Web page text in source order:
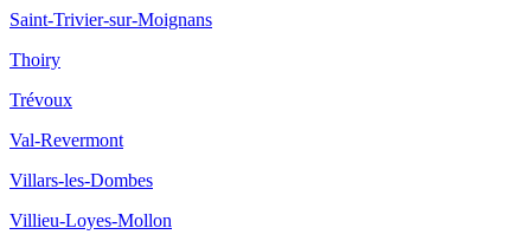
Saint-Trivier-sur-Moignans
Thoiry
Trévoux
Val-Revermont
Villars-les-Dombes
Villieu-Loyes-Mollon